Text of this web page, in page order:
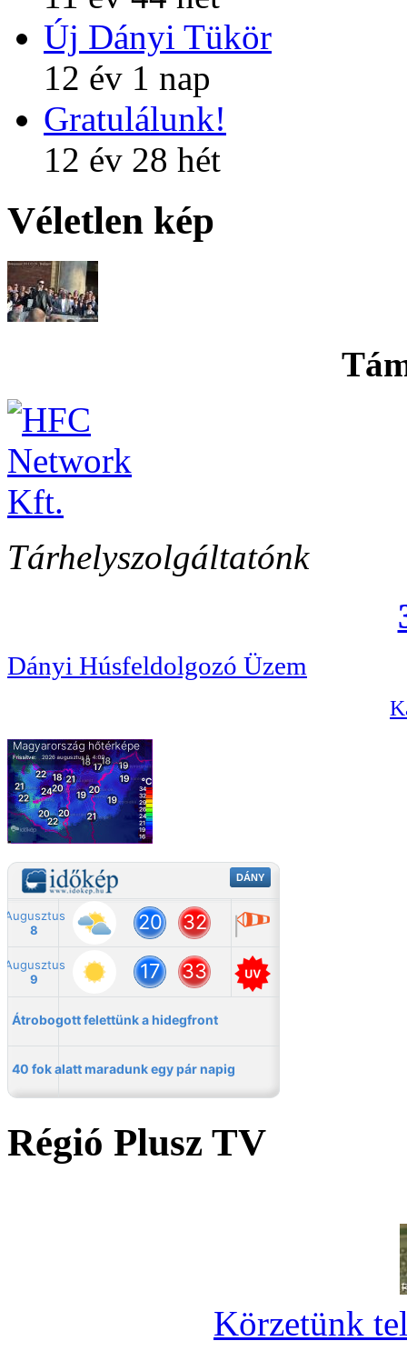
Új Dányi Tükör
12 év 1 nap
Gratulálunk!
12 év 28 hét
Véletlen kép
Tárhelyszolgáltatónk
Dányi Húsfeldolgozó Üzem
Régió Plusz TV
Körzetünk